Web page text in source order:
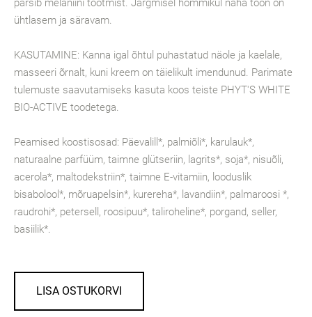
pärsib melaniini tootmist. Järgmisel hommikul naha toon on
ühtlasem ja säravam.
KASUTAMINE: Kanna igal õhtul puhastatud näole ja kaelale,
masseeri õrnalt, kuni kreem on täielikult imendunud. Parimate
tulemuste saavutamiseks kasuta koos teiste PHYT'S WHITE
BIO-ACTIVE toodetega.
Peamised koostisosad: Päevalill*, palmiõli*, karulauk*,
naturaalne parfüüm, taimne glütseriin, lagrits*, soja*, nisuõli,
acerola*, maltodekstriin*, taimne E-vitamiin, looduslik
bisabolool*, mõruapelsin*, kurereha*, lavandiin*, palmaroosi *,
raudrohi*, petersell, roosipuu*, taliroheline*, porgand, seller,
basiilik*.
LISA OSTUKORVI